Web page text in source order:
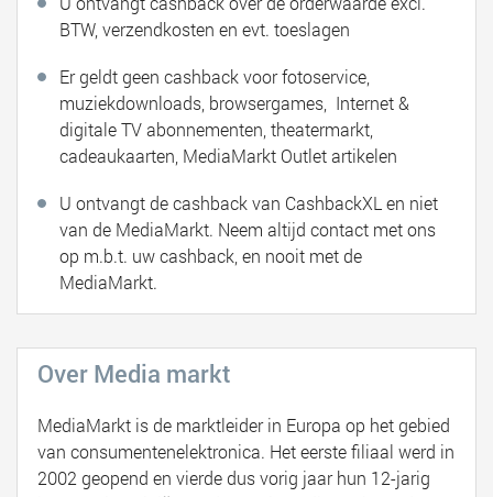
BTW, verzendkosten en evt. toeslagen
Er geldt geen cashback voor fotoservice,
muziekdownloads, browsergames, Internet &
digitale TV abonnementen, theatermarkt,
cadeaukaarten, MediaMarkt Outlet artikelen
U ontvangt de cashback van CashbackXL en niet
van de MediaMarkt. Neem altijd contact met ons
op m.b.t. uw cashback, en nooit met de
MediaMarkt.
Over Media markt
MediaMarkt is de marktleider in Europa op het gebied
van consumentenelektronica. Het eerste filiaal werd in
2002 geopend en vierde dus vorig jaar hun 12-jarig